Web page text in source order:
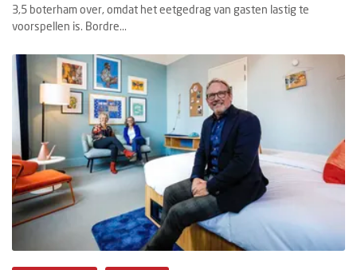
3,5 boterham over, omdat het eetgedrag van gasten lastig te
voorspellen is. Bordre...